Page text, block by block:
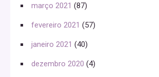
março 2021 (87)
fevereiro 2021 (57)
janeiro 2021 (40)
dezembro 2020 (4)